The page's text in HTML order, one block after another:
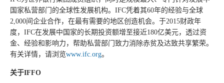
国家私营部门的全球性发展机构。IFC凭着其60年的经验与全球
2,000间企业合作，在最有需要的地区创造机会。于2015财政年
度，IFC在发展中国家的长期投资额增至接近180亿美元，透过资
金、经验和影响力，帮助私营部门致力消除赤贫及达致共享繁荣。
有关详情，请浏览www.ifc.org。
关于IFFO